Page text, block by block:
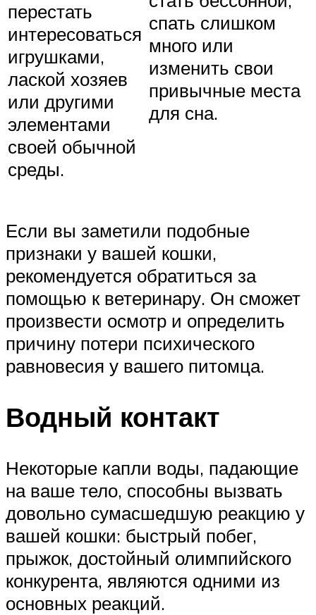
перестать
интересоваться
игрушками,
лаской хозяев
или другими
элементами
своей обычной
среды.
спать слишком
много или
изменить свои
привычные места
для сна.
Если вы заметили подобные
признаки у вашей кошки,
рекомендуется обратиться за
помощью к ветеринару. Он сможет
произвести осмотр и определить
причину потери психического
равновесия у вашего питомца.
Водный контакт
Некоторые капли воды, падающие
на ваше тело, способны вызвать
довольно сумасшедшую реакцию у
вашей кошки: быстрый побег,
прыжок, достойный олимпийского
конкурента, являются одними из
основных реакций.